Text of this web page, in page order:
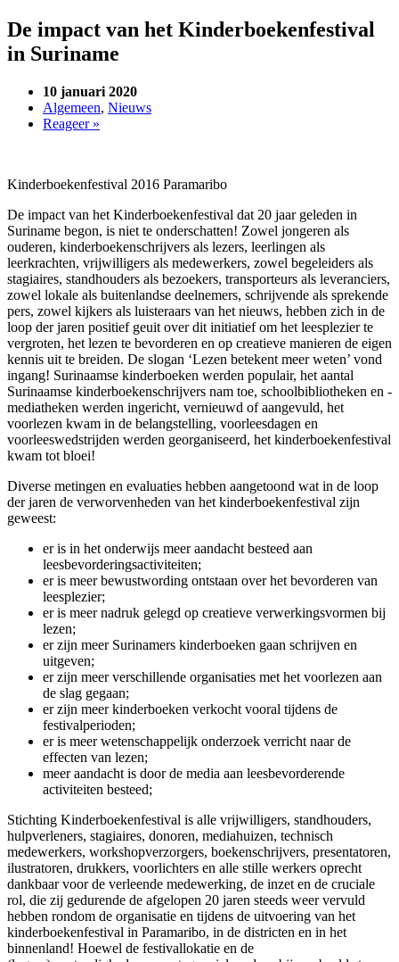
De impact van het Kinderboekenfestival
in Suriname
10 januari 2020
Algemeen, Nieuws
Reageer »
Kinderboekenfestival 2016 Paramaribo
De impact van het Kinderboekenfestival dat 20 jaar geleden in
Suriname begon, is niet te onderschatten! Zowel jongeren als
ouderen, kinderboekenschrijvers als lezers, leerlingen als
leerkrachten, vrijwilligers als medewerkers, zowel begeleiders als
stagiaires, standhouders als bezoekers, transporteurs als leveranciers,
zowel lokale als buitenlandse deelnemers, schrijvende als sprekende
pers, zowel kijkers als luisteraars van het nieuws, hebben zich in de
loop der jaren positief geuit over dit initiatief om het leesplezier te
vergroten, het lezen te bevorderen en op creatieve manieren de eigen
kennis uit te breiden. De slogan ‘Lezen betekent meer weten’ vond
ingang! Surinaamse kinderboeken werden populair, het aantal
Surinaamse kinderboekenschrijvers nam toe, schoolbibliotheken en -
mediatheken werden ingericht, vernieuwd of aangevuld, het
voorlezen kwam in de belangstelling, voorleesdagen en
voorleeswedstrijden werden georganiseerd, het kinderboekenfestival
kwam tot bloei!
Diverse metingen en evaluaties hebben aangetoond wat in de loop
der jaren de verworvenheden van het kinderboekenfestival zijn
geweest:
er is in het onderwijs meer aandacht besteed aan
leesbevorderingsactiviteiten;
er is meer bewustwording ontstaan over het bevorderen van
leesplezier;
er is meer nadruk gelegd op creatieve verwerkingsvormen bij
lezen;
er zijn meer Surinamers kinderboeken gaan schrijven en
uitgeven;
er zijn meer verschillende organisaties met het voorlezen aan
de slag gegaan;
er zijn meer kinderboeken verkocht vooral tijdens de
festivalperioden;
er is meer wetenschappelijk onderzoek verricht naar de
effecten van lezen;
meer aandacht is door de media aan leesbevorderende
activiteiten besteed;
Stichting Kinderboekenfestival is alle vrijwilligers, standhouders,
hulpverleners, stagiaires, donoren, mediahuizen, technisch
medewerkers, workshopverzorgers, boekenschrijvers, presentatoren,
ilustratoren, drukkers, voorlichters en alle stille werkers oprecht
dankbaar voor de verleende medewerking, de inzet en de cruciale
rol, die zij gedurende de afgelopen 20 jaren steeds weer vervuld
hebben rondom de organisatie en tijdens de uitvoering van het
kinderboekenfestival in Paramaribo, in de districten en in het
binnenland! Hoewel de festivallokatie en de